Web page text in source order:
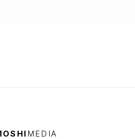
MEDIA